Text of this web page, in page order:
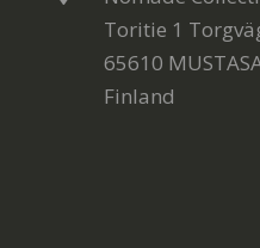
Toritie 1
65610
Finland